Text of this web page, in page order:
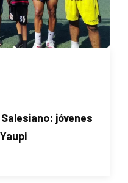
jóvenes